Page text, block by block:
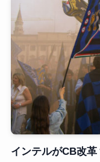
インテルがCB改